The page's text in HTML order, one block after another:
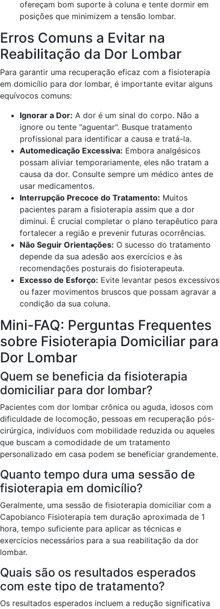
ofereçam bom suporte à coluna e tente dormir em
posições que minimizem a tensão lombar.
Erros Comuns a Evitar na
Reabilitação da Dor Lombar
Para garantir uma recuperação eficaz com a fisioterapia
em domicílio para dor lombar, é importante evitar alguns
equívocos comuns:
Ignorar a Dor: A dor é um sinal do corpo. Não a
ignore ou tente "aguentar". Busque tratamento
profissional para identificar a causa e tratá-la.
Automedicação Excessiva: Embora analgésicos
possam aliviar temporariamente, eles não tratam a
causa da dor. Consulte sempre um médico antes de
usar medicamentos.
Interrupção Precoce do Tratamento: Muitos
pacientes param a fisioterapia assim que a dor
diminui. É crucial completar o plano terapêutico para
fortalecer a região e prevenir futuras ocorrências.
Não Seguir Orientações: O sucesso do tratamento
depende da sua adesão aos exercícios e às
recomendações posturais do fisioterapeuta.
Excesso de Esforço: Evite levantar pesos excessivos
ou fazer movimentos bruscos que possam agravar a
condição da sua coluna.
Mini-FAQ: Perguntas Frequentes
sobre Fisioterapia Domiciliar para
Dor Lombar
Quem se beneficia da fisioterapia
domiciliar para dor lombar?
Pacientes com dor lombar crônica ou aguda, idosos com
dificuldade de locomoção, pessoas em recuperação pós-
cirúrgica, indivíduos com mobilidade reduzida ou aqueles
que buscam a comodidade de um tratamento
personalizado em casa podem se beneficiar grandemente.
Quanto tempo dura uma sessão de
fisioterapia em domicílio?
Geralmente, uma sessão de fisioterapia domiciliar com a
Capobianco Fisioterapia tem duração aproximada de 1
hora, tempo suficiente para aplicar as técnicas e
exercícios necessários para a sua reabilitação da dor
lombar.
Quais são os resultados esperados
com este tipo de tratamento?
Os resultados esperados incluem a redução significativa